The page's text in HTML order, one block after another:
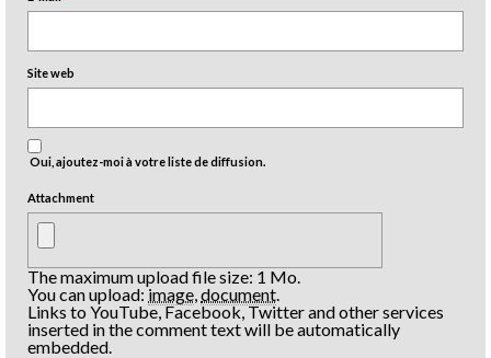
Site web
Oui, ajoutez-moi à votre liste de diffusion.
Attachment
The maximum upload file size: 1 Mo.
You can upload:image document
Links to YouTube, Facebook, Twitter and other services
inserted in the comment text will be automatically
embedded.